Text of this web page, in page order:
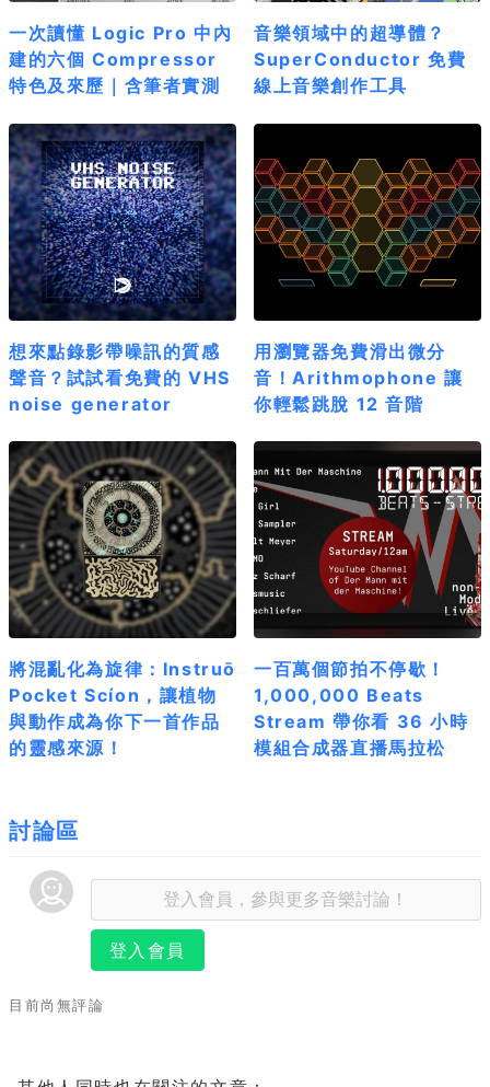
一次讀懂 Logic Pro 中內
建的六個 Compressor
特色及來歷｜含筆者實測
音樂領域中的超導體？
SuperConductor 免費
線上音樂創作工具
想來點錄影帶噪訊的質感
聲音？試試看免費的 VHS
noise generator
用瀏覽器免費滑出微分
音！Arithmophone 讓
你輕鬆跳脫 12 音階
將混亂化為旋律：Instruō
Pocket Scíon，讓植物
與動作成為你下一首作品
的靈感來源！
一百萬個節拍不停歇！
1,000,000 Beats
Stream 帶你看 36 小時
模組合成器直播馬拉松
討論區
登入會員
目前尚無評論